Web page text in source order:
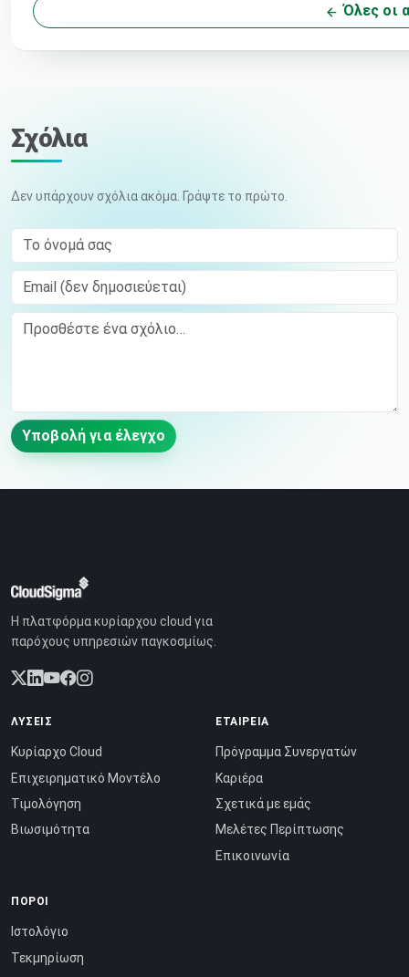
Όλες οι
Σχόλια
Δεν υπάρχουν σχόλια ακόμα. Γράψτε το πρώτο.
Το όνομά σας
Email (δεν δημοσιεύεται)
Comment
Υποβολή για έλεγχο
Η πλατφόρμα κυρίαρχου cloud για
παρόχους υπηρεσιών παγκοσμίως.
ΛΎΣΕΙΣ
Κυρίαρχο Cloud
Επιχειρηματικό Μοντέλο
Τιμολόγηση
Βιωσιμότητα
ΕΤΑΙΡΕΊΑ
Πρόγραμμα Συνεργατών
Καριέρα
Σχετικά με εμάς
Μελέτες Περίπτωσης
Επικοινωνία
ΠΌΡΟΙ
Ιστολόγιο
Τεκμηρίωση